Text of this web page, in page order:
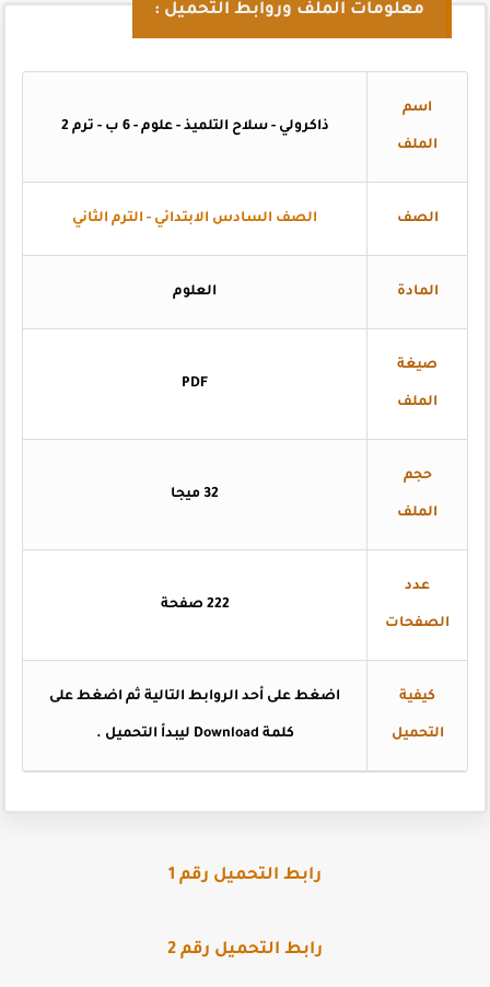
معلومات الملف وروابط التحميل :
اسم
الملف
ذاكرولي - سلاح التلميذ - علوم - 6 ب - ترم 2
الصف الصف السادس الابتدائي - الترم الثاني
المادة العلوم
صيغة
الملف
PDF
حجم
الملف
عدد
الصفحات
222 صفحة
كيفية
التحميل
اضغط على أحد الروابط التالية ثم اضغط على
كلمة Download ليبدأ التحميل .
رابط التحميل رقم 1
رابط التحميل رقم 2